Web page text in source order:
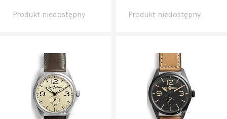
Produkt niedostępny Produkt niedostępny